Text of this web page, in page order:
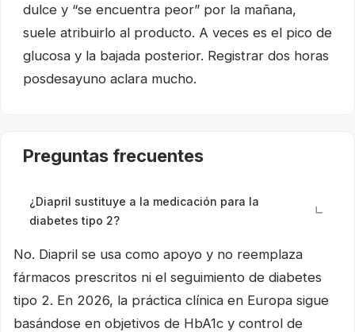
dulce y “se encuentra peor” por la mañana,
suele atribuirlo al producto. A veces es el pico de
glucosa y la bajada posterior. Registrar dos horas
posdesayuno aclara mucho.
Preguntas frecuentes
¿Diapril sustituye a la medicación para la
diabetes tipo 2?
No. Diapril se usa como apoyo y no reemplaza
fármacos prescritos ni el seguimiento de diabetes
tipo 2. En 2026, la práctica clínica en Europa sigue
basándose en objetivos de HbA1c y control de